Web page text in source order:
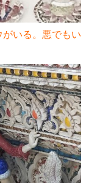
がいる。悪でもい